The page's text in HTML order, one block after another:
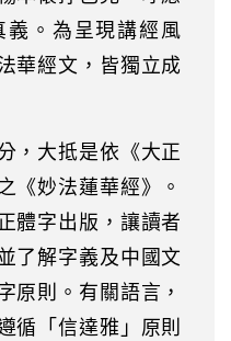
。為呈現講經風
華經文，皆獨立成
，大抵是依《大正
《妙法蓮華經》。
體字出版，讓讀者
了解字義及中國文
原則。有關語言，
循「信達雅」原則